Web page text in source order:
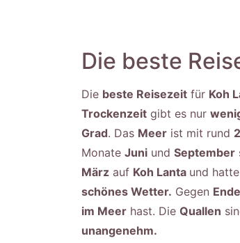
Die beste
Die beste Reisezeit für Koh
Trockenzeit gibt es nur
Grad. Das Meer ist mit rund
Monate Juni und September
März auf Koh Lanta und hatte
schönes Wetter. Gegen
im Meer hast. Die Quallen
unangenehm.